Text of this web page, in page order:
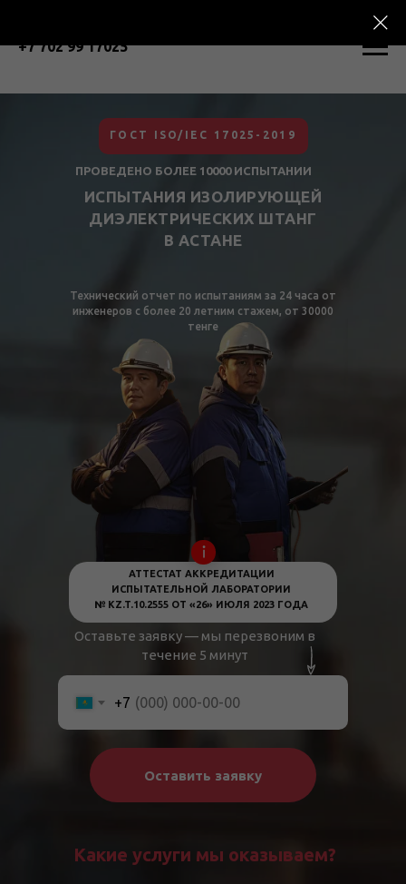
+7 702 99 17025
ПРОВЕДЕНО БОЛЕЕ 10000 ИСПЫТАНИИ
ИСПЫТАНИЯ ИЗОЛИРУЮЩЕЙ
ДИЭЛЕКТРИЧЕСКИХ ШТАНГ
В АСТАНЕ
ГОСТ ISO/IEC 17025-2019
Технический отчет по испытаниям за 24 часа от
инженеров с более 20 летним стажем, от 30000
тенге
Какие услуги мы оказываем?
АТТЕСТАТ АККРЕДИТАЦИИ
ИСПЫТАТЕЛЬНОЙ ЛАБОРАТОРИИ
№ KZ.T.10.2555 ОТ «26» ИЮЛЯ 2023 ГОДА
+7
Оставить заявку
Оставьте заявку — мы перезвоним в
течение 5 минут